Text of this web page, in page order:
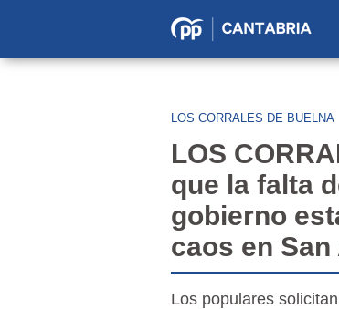
Partido
en
LOS CORRALES DE BUELNA
LOS
que la falta
gobierno
caos en
Los populares